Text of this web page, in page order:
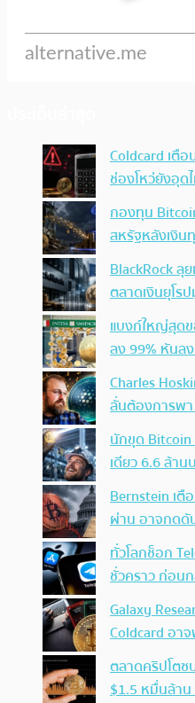
Coldcard เตื
ช่องโหว่ยังอุด
กองทุน
สหรัฐหลังเงิน
BlackRock ลุ
ตลาดเงินยุโร
แบงก์ใหญ่สุด
ลง 99% หันล
Charles
ลั่นต้องการพา
นักขุด
เดียว 6.6 ล้า
Bernstein เตื
ผ่าน อาจกดดั
ทั่วโลกช็อก
ชั่วคราว ก่อน
Galaxy
Coldcard อา
ตลาดคริปโตซ
$1.5 หมื่นล้า